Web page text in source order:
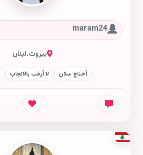
maram24
بيروت،لبنان
أحتاج سكن لا أرغب بالانجاب